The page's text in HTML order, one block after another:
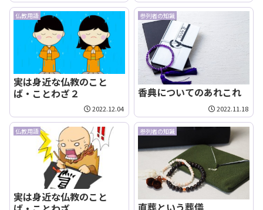
仏教用語
実は身近な仏教のこと
ば・ことわざ２
2022.12.04
参列者の知識
香典についてのあれこれ
2022.11.18
仏教用語
実は身近な仏教のこと
参列者の知識
直葬という葬儀